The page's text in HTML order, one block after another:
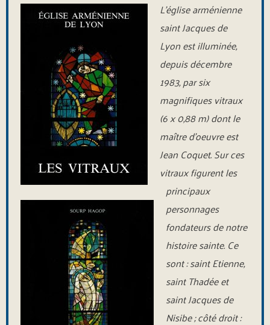
L’église arménienne
saint Jacques de
Lyon est illuminée,
depuis décembre
1983, par six
magnifiques vitraux
(6 x 0,88 m) dont le
maître d’oeuvre est
Jean Coquet. Sur ces
vitraux figurent les
principaux
personnages
fondateurs de notre
histoire sainte. Ce
sont : saint Etienne,
saint Thadée et
saint Jacques de
Nisibe ; côté droit :